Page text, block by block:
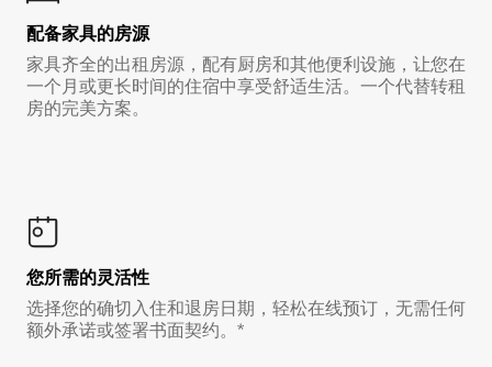
配备家具的房源
家具齐全的出租房源，配有厨房和其他便利设施，让您在
一个月或更长时间的住宿中享受舒适生活。一个代替转租
房的完美方案。
您所需的灵活性
选择您的确切入住和退房日期，轻松在线预订，无需任何
额外承诺或签署书面契约。*